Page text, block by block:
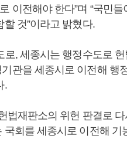
이전해야 한다”며 “국민
것”이라고 밝혔다.
로, 세종시는 행정수도로
관을 세종시로 이전해 행
.
법재판소의 위헌 판결로 다
국회를 세종시로 이전해